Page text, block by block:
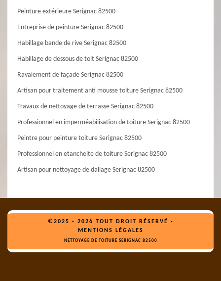
Peinture extérieure Serignac 82500
Entreprise de peinture Serignac 82500
Habillage bande de rive Serignac 82500
Habillage de dessous de toit Serignac 82500
Ravalement de façade Serignac 82500
Artisan pour traitement anti mousse toiture Serignac 82500
Travaux de nettoyage de terrasse Serignac 82500
Professionnel en imperméabilisation de toiture Serignac 82500
Peintre pour peinture toiture Serignac 82500
Professionnel en etancheite de toiture Serignac 82500
Artisan pour nettoyage de dallage Serignac 82500
©2025 - 2026 TOUT DROIT RÉSERVÉ -
MENTIONS LÉGALES
NETTOYAGE DE TOITURE SERIGNAC 82500